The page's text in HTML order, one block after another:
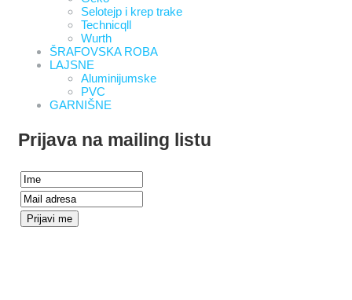
Selotejp i krep trake
Technicqll
Wurth
ŠRAFOVSKA ROBA
LAJSNE
Aluminijumske
PVC
GARNIŠNE
Prijava na mailing listu